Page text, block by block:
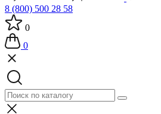
8 (800) 500 28 58
0
0